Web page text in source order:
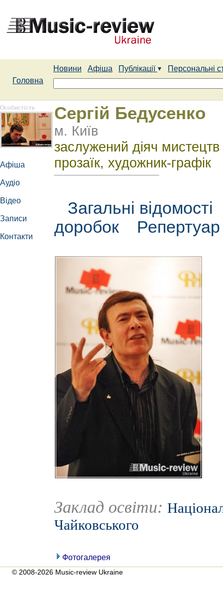
Новини Афіша Публікації
Персональні
Головна
Особистість
Афіша
Аудіо
Відео
Записи
Контакти
Сергій Бедусенко
м. Київ
заслужений діяч мистецтв
прозаїк, художник-графік
Загальні відомості
доробок
Заклад освіти:
Чайковського
Фотогалерея
© 2008-2026 Music-review Ukraine